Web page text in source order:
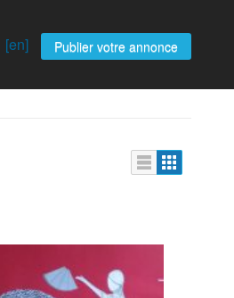
[en] Publier votre annonce